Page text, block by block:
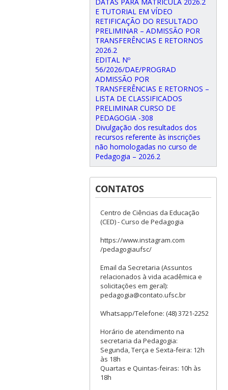
E TUTORIAL EM VÍDEO
RETIFICAÇÃO DO RESULTADO
PRELIMINAR – ADMISSÃO POR
TRANSFERÊNCIAS E RETORNOS
2026.2
EDITAL Nº
56/2026/DAE/PROGRAD
ADMISSÃO POR
TRANSFERÊNCIAS E RETORNOS –
LISTA DE CLASSIFICADOS
PRELIMINAR CURSO DE
PEDAGOGIA -308
Divulgação dos resultados dos
recursos referente às inscrições
não homologadas no curso de
Pedagogia – 2026.2
CONTATOS
Centro de Ciências da Educação
(CED) - Curso de Pedagogia
https://www.instagram.com
/pedagogiaufsc/
Email da Secretaria (Assuntos
relacionados à vida acadêmica e
solicitações em geral):
pedagogia@contato.ufsc.br
Whatsapp/Telefone: (48) 3721-2252
Horário de atendimento na
secretaria da Pedagogia:
Segunda, Terça e Sexta-feira: 12h
às 18h
Quartas e Quintas-feiras: 10h às
18h